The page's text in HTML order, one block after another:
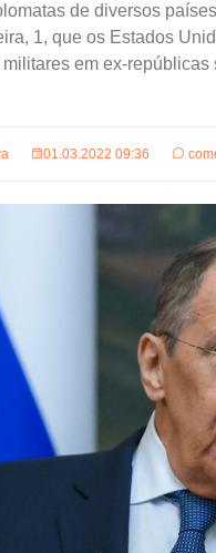
de diversos
1, que os Estados
em ex-
01.03.2022 09:36